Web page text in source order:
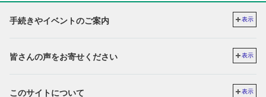
手続きやイベントのご案内 表示
皆さんの声をお寄せください 表示
このサイトについて 表示